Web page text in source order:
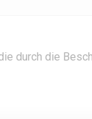
durch die